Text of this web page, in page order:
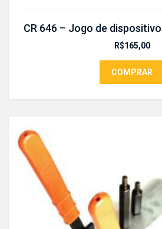
R$165,00
COMPRAR